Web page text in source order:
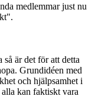
medlemmar just nu
är det för att detta
Grundidéen med
och hjälpsamhet i
kan faktiskt vara